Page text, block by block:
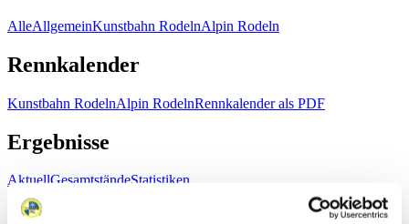
AlleAllgemeinKunstbahn RodelnAlpin Rodeln
Rennkalender
Kunstbahn RodelnAlpin RodelnRennkalender als PDF
Ergebnisse
AktuellGesamtständeStatistiken